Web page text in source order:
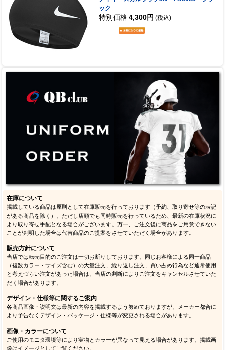
ック
特別価格 4,300円 (税込)
在庫について
掲載している商品は原則として在庫販売を行っております（予約、取り寄せ等の表記
がある商品を除く）。ただし店頭でも同時販売を行っているため、最新の在庫状況に
より取り寄せ手配となる場合がございます。万一、ご注文後に商品をご用意できない
ことが判明した場合は代替商品のご提案をさせていただく場合があります。
販売方針について
当店では転売目的のご注文は一切お断りしております。同じお客様による同一商品
（複数カラー・サイズ含む）の大量注文、繰り返し注文、買い占め行為など通常使用
と考えづらい注文があった場合は、当店の判断によりご注文をキャンセルさせていた
だく場合があります。
デザイン・仕様等に関するご案内
各商品画像・説明文は最新の内容を掲載するよう努めておりますが、メーカー都合に
より予告なくデザイン・パッケージ・仕様等が変更される場合があります。
画像・カラーについて
ご使用のモニタ環境等により実物とカラーが異なって見える場合があります。掲載画
像はイメージとしてご覧ください。